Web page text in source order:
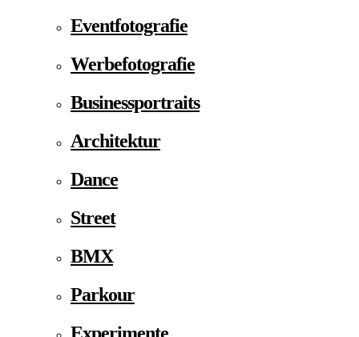
Eventfotografie
Werbefotografie
Businessportraits
Architektur
Dance
Street
BMX
Parkour